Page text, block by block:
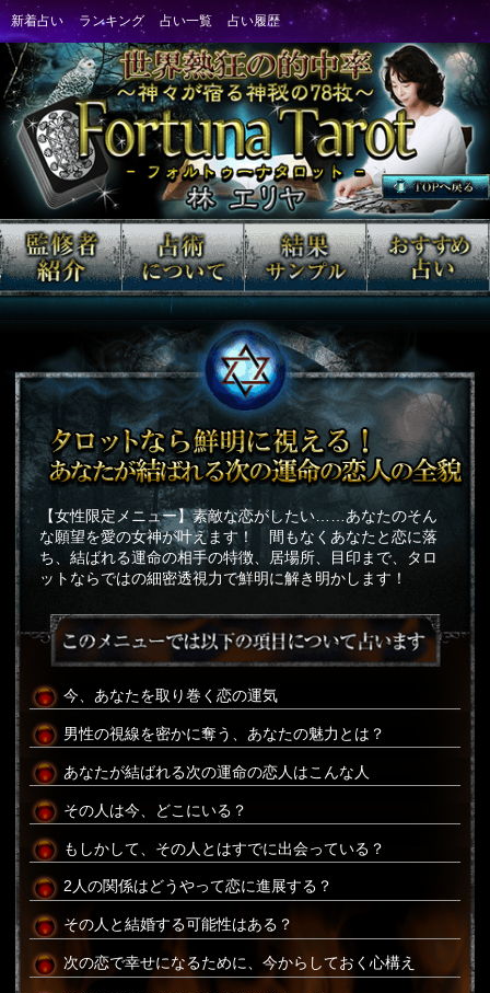
【女性限定メニュー】素敵な恋がしたい……あなたのそん
な願望を愛の女神が叶えます！ 間もなくあなたと恋に落
ち、結ばれる運命の相手の特徴、居場所、目印まで、タロ
ットならではの細密透視力で鮮明に解き明かします！
今、あなたを取り巻く恋の運気
男性の視線を密かに奪う、あなたの魅力とは？
あなたが結ばれる次の運命の恋人はこんな人
その人は今、どこにいる？
もしかして、その人とはすでに出会っている？
2人の関係はどうやって恋に進展する？
その人と結婚する可能性はある？
次の恋で幸せになるために、今からしておく心構え